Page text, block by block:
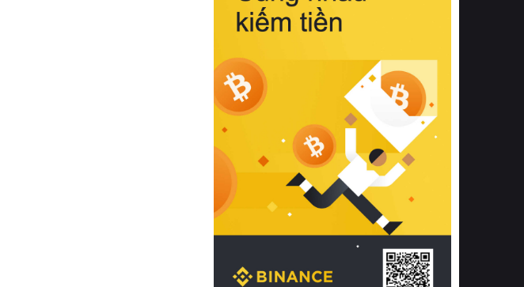
Bên cạnh đó, việc lựa chọn các dòng
sản phẩm đạt chuẩn chất lượng quốc
tế còn giúp ngăn ngừa tình trạng kích
khuẩn và nấm mốc trong điều kiện
thời tiết nóng ẩm. Bạn có thể tìm hiểu
thêm các nghiên cứu khoa học về tác
động của giấc ngủ và môi trường
phòng ngủ đối với sức khỏe con
người tại Sleep Foundation (External
Link) để có cái nhìn toàn diện hơn.
2. Các tiêu chí vàng khi lựa chọn
chăn ga gối đệm cao cấp cho phòng
ngủ
Để sở hữu một bộ chăn ga gối đệm
cao cấp hoàn hảo cả về thẩm mỹ lẫn
công năng, người tiêu dùng cần cân
nhắc kỹ lưỡng các tiêu chí quan trọng